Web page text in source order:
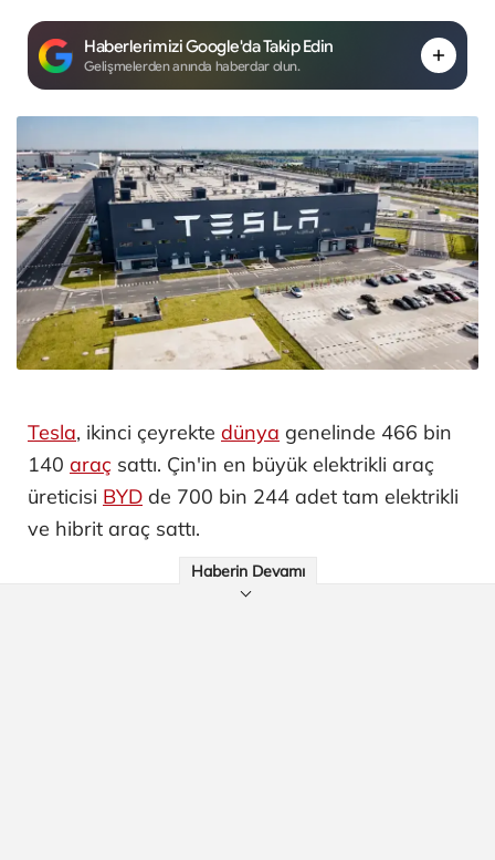
Haberlerimizi Google'da Takip Edin
Gelişmelerden anında haberdar olun.
Tesla, ikinci çeyrekte dünya genelinde 466 bin
140 araç sattı. Çin'in en büyük elektrikli araç
üreticisi BYD de 700 bin 244 adet tam elektrikli
ve hibrit araç sattı.
Haberin Devamı